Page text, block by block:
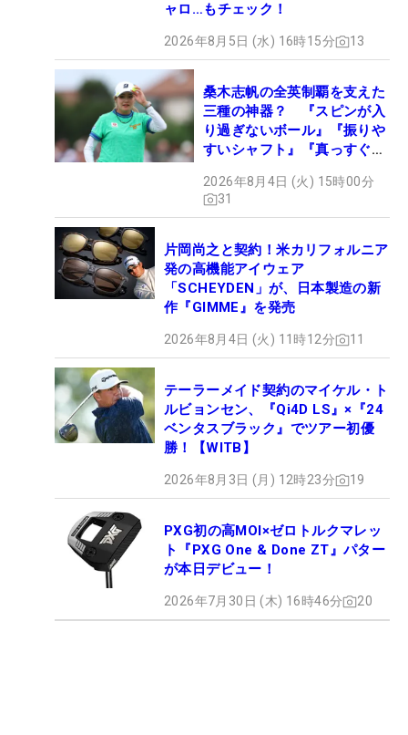
ャロ…もチェック！
2026年8月5日 (水) 16時15分 13
桑木志帆の全英制覇を支えた
三種の神器？ 『スピンが入
り過ぎないボール』『振りや
すいシャフト』『真っすぐ飛
セッティング
2026年8月4日 (火) 15時00分
31
片岡尚之と契約！米カリフォルニア
発の高機能アイウェア
「SCHEYDEN」が、日本製造の新
作『GIMME』を発売
2026年8月4日 (火) 11時12分 11
テーラーメイド契約のマイケル・ト
ルビョンセン、『Qi4D LS』×『24
ベンタスブラック』でツアー初優
勝！【WITB】
2026年8月3日 (月) 12時23分 19
PXG初の高MOI×ゼロトルクマレッ
ト『PXG One & Done ZT』パター
が本日デビュー！
2026年7月30日 (木) 16時46分 20